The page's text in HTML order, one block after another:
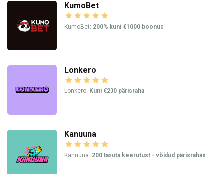
KumoBet
KumoBet: 200% kuni €1000 boonus
Lonkero
Lonkero: Kuni €200 pärisraha
Kanuuna
Kanuuna: 200 tasuta keerutust - võidud pärisrahas